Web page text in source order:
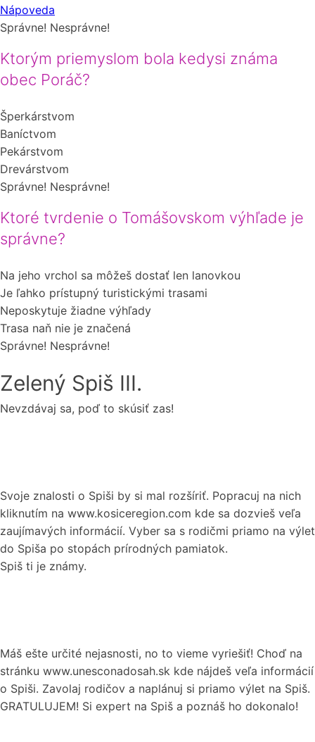
Nápoveda
Správne! Nesprávne!
Ktorým priemyslom bola kedysi známa
obec Poráč?
Šperkárstvom
Baníctvom
Pekárstvom
Drevárstvom
Správne! Nesprávne!
Ktoré tvrdenie o Tomášovskom výhľade je
správne?
Na jeho vrchol sa môžeš dostať len lanovkou
Je ľahko prístupný turistickými trasami
Neposkytuje žiadne výhľady
Trasa naň nie je značená
Správne! Nesprávne!
Zelený Spiš III.
Nevzdávaj sa, poď to skúsiť zas!
Svoje znalosti o Spiši by si mal rozšíriť. Popracuj na nich
kliknutím na www.kosiceregion.com kde sa dozvieš veľa
zaujímavých informácií. Vyber sa s rodičmi priamo na výlet
do Spiša po stopách prírodných pamiatok.
Spiš ti je známy.
Máš ešte určité nejasnosti, no to vieme vyriešiť! Choď na
stránku www.unesconadosah.sk kde nájdeš veľa informácií
o Spiši. Zavolaj rodičov a naplánuj si priamo výlet na Spiš.
GRATULUJEM! Si expert na Spiš a poznáš ho dokonalo!